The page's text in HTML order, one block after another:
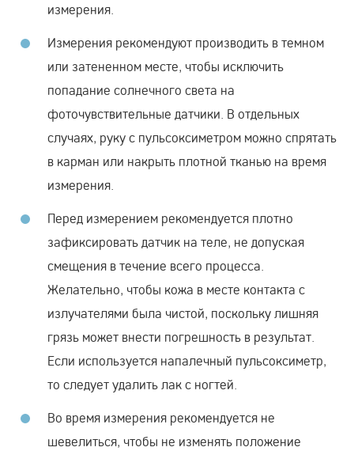
измерения.
Измерения рекомендуют производить в темном
или затененном месте, чтобы исключить
попадание солнечного света на
фоточувствительные датчики. В отдельных
случаях, руку с пульсоксиметром можно спрятать
в карман или накрыть плотной тканью на время
измерения.
Перед измерением рекомендуется плотно
зафиксировать датчик на теле, не допуская
смещения в течение всего процесса.
Желательно, чтобы кожа в месте контакта с
излучателями была чистой, поскольку лишняя
грязь может внести погрешность в результат.
Если используется напалечный пульсоксиметр,
то следует удалить лак с ногтей.
Во время измерения рекомендуется не
шевелиться, чтобы не изменять положение